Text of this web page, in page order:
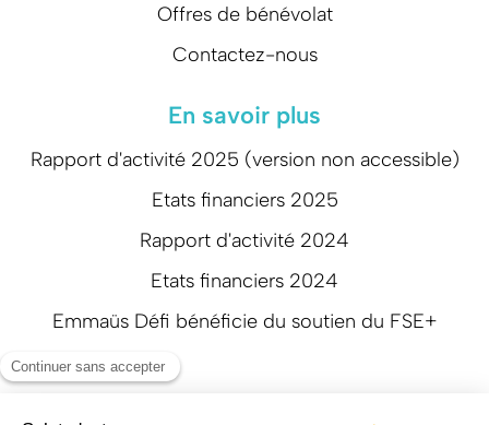
Offres de bénévolat
Contactez-nous
En savoir plus
Rapport d'activité 2025 (version non accessible)
Etats financiers 2025
Rapport d'activité 2024
Etats financiers 2024
Emmaüs Défi bénéficie du soutien du FSE+